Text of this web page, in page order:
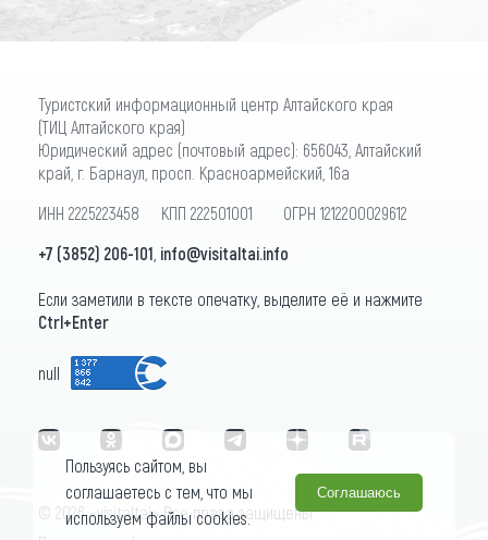
Туристский информационный центр Алтайского края
(ТИЦ Алтайского края)
Юридический адрес (почтовый адрес): 656043, Алтайский
край, г. Барнаул, просп. Красноармейский, 16а
ИНН 2225223458 КПП 222501001 ОГРН 1212200029612
+7 (3852) 206-101 info@visitaltai.info
Если заметили в тексте опечатку, выделите её и нажмите
Ctrl+Enter
null
© 2026 «visitaltai» Все права защищены.
Пользуясь сайтом, вы
соглашаетесь с тем, что мы
используем файлы cookies.
Соглашаюсь